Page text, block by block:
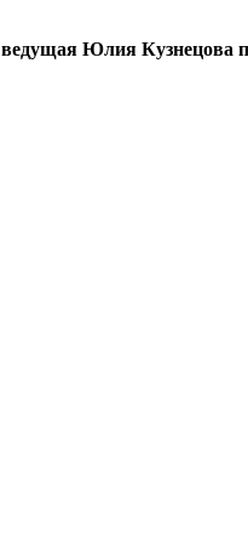
Юлия Кузнецова